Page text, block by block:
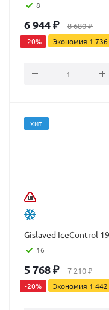
8
6 944₽ 8 680₽
-20% Экономия 1 736
ХИТ
Gislaved IceControl
16
5 768₽ 7 210₽
-20% Экономия 1 442